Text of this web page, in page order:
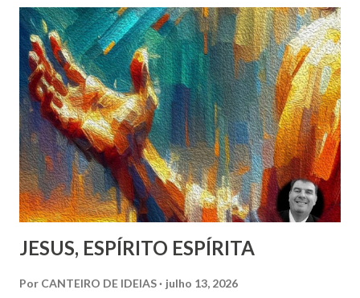
ignorância; depois, gradativamente, realizando conquistas
em meio a experiências muito frequentemente equivocadas,
difíceis e de dolorosos resultados; até chegarmos, aos
trancos e barrancos, a este momento em que, apesar do
tanto que recebemos de tantos, continuarmos
lamentavelmente e irrefletidamente fazendo escolhas
erradas, assumindo posturas incoerentes e nocivas, a nós,
aos que nos cercam, à humanidade ...
JESUS, ESPÍRITO ESPÍRITA
Por CANTEIRO DE IDEIAS julho 13, 2026